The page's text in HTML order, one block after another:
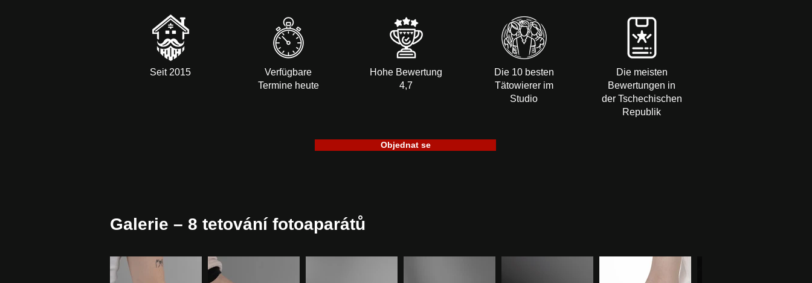
Seit 2015
Verfügbare
Termine heute
Hohe Bewertung
4,7
Die 10 besten
Tätowierer im
Studio
Die meisten
Bewertungen in
der Tschechischen
Republik
Objednat se
Galerie – 8 tetování fotoaparátů